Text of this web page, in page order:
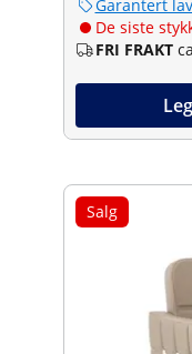
Garantert
De siste
FRI FRAKT
Salg